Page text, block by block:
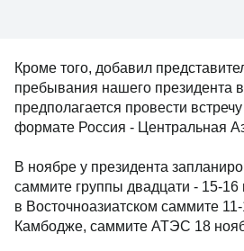
Кроме того, добавил
пребывания нашего президента
предполагается провести
формате Россия - Центральная
В ноябре у президента
саммите группы двадцати - 15-
в Восточноазиатском саммите
Камбодже, саммите АТЭС 18